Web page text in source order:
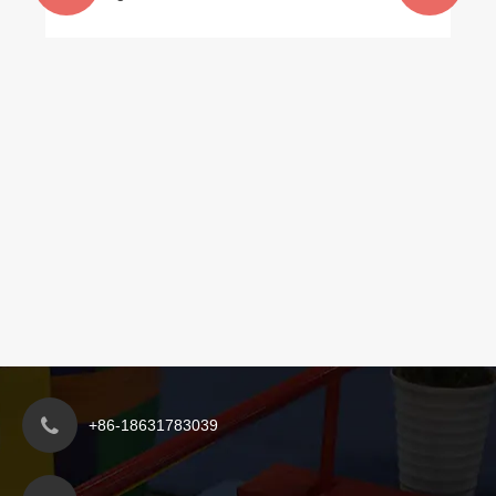
berria eramaten du
+86-18631783039